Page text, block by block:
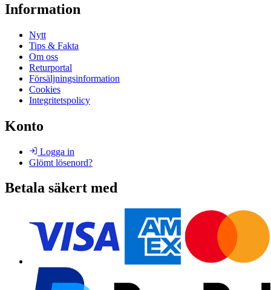
Information
Nytt
Tips & Fakta
Om oss
Returportal
Försäljningsinformation
Cookies
Integritetspolicy
Konto
Logga in
Glömt lösenord?
Betala säkert med